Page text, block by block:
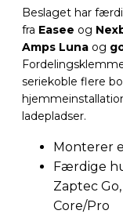
Beslaget har
fra Easee og
Amps Luna og
seriekoble flere
ladepladser.
Monterer
Færdige
Zaptec
Core/Pro